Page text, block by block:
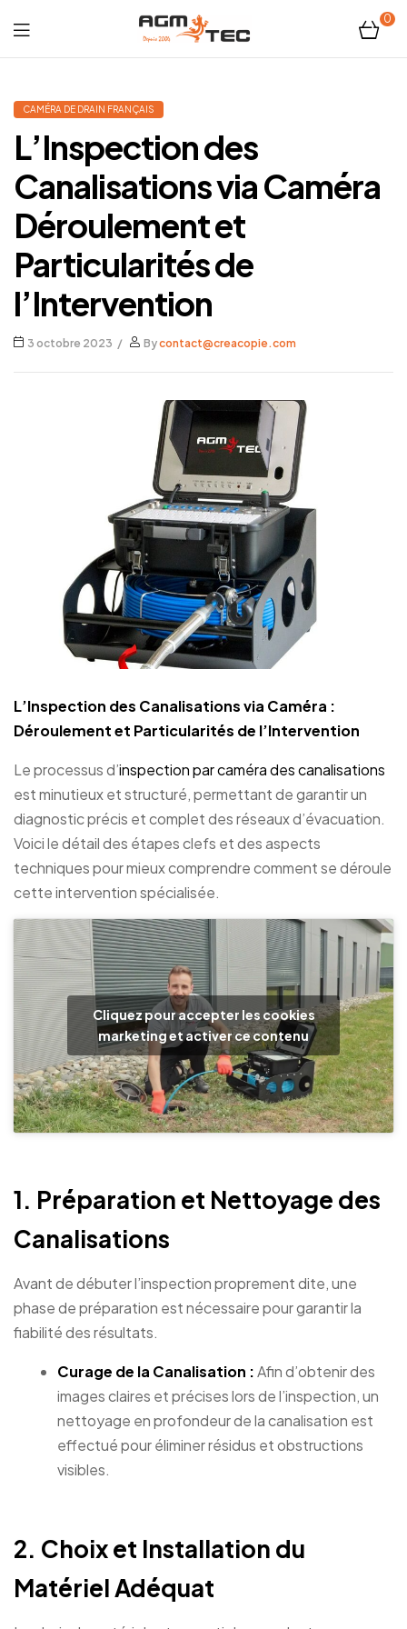
Tubicam®
XL
–
Caméra
d'inspection
Ø50
mm
0
CAMÉRA DE DRAIN FRANÇAIS
L’Inspection des
Canalisations via Caméra
Déroulement et
Particularités de
l’Intervention
3 octobre 2023 Bycontact@creacopie.com
L’Inspection des Canalisations via Caméra :
Déroulement et Particularités de l’Intervention
Le processus d’inspection par caméra des canalisations
est minutieux et structuré, permettant de garantir un
diagnostic précis et complet des réseaux d’évacuation.
Voici le détail des étapes clefs et des aspects
techniques pour mieux comprendre comment se déroule
cette intervention spécialisée.
Cliquez pour accepter les cookies
marketing et activer ce contenu
1. Préparation et Nettoyage des
Canalisations
Avant de débuter l’inspection proprement dite, une
phase de préparation est nécessaire pour garantir la
fiabilité des résultats.
Curage de la Canalisation :Afin d’obtenir des
images claires et précises lors de l’inspection, un
nettoyage en profondeur de la canalisation est
effectué pour éliminer résidus et obstructions
visibles.
2. Choix et Installation du
Matériel Adéquat